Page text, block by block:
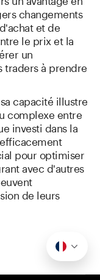
changements
et de
le prix et la
un
traders à prendre
capacité illustre
complexe entre
investi dans la
pour optimiser
avec d'autres
de leurs